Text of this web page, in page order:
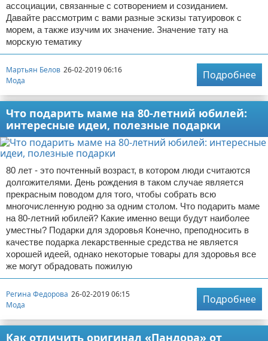
ассоциации, связанные с сотворением и созиданием.
Давайте рассмотрим с вами разные эскизы татуировок с
морем, а также изучим их значение. Значение тату на
морскую тематику
Мартьян Белов 26-02-2019 06:16
Мода
Подробнее
Что подарить маме на 80-летний юбилей:
интересные идеи, полезные подарки
80 лет - это почтенный возраст, в котором люди считаются
долгожителями. День рождения в таком случае является
прекрасным поводом для того, чтобы собрать всю
многочисленную родню за одним столом. Что подарить маме
на 80-летний юбилей? Какие именно вещи будут наиболее
уместны? Подарки для здоровья Конечно, преподносить в
качестве подарка лекарственные средства не является
хорошей идеей, однако некоторые товары для здоровья все
же могут обрадовать пожилую
Регина Федорова 26-02-2019 06:15
Мода
Подробнее
Как отличить оригинал «Пандора» от